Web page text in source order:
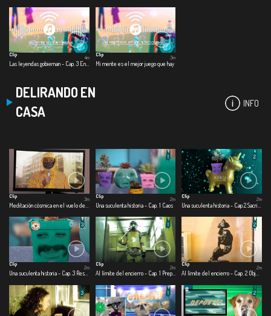
Clip
4m
Clip
Mi mente es el mejor juego que hay
3m
DELIRANDO EN
CASA
INFO
Clip
3m
Clip
Una suculenta historia - Cap. 1 Caos
2m
Clip
2m
Clip
2m
Clip
Al límite del encierro - Cap. 1 Preparado para la guerra
2m
Clip
2m